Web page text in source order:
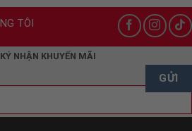
TÔI
NHẬN KHUYẾN MÃI